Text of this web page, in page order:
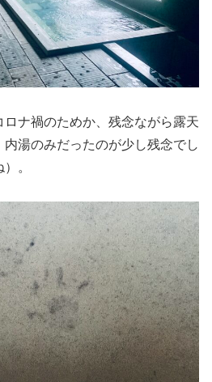
ナ禍のためか、残念ながら露天
湯のみだったのが少し残念でし
。